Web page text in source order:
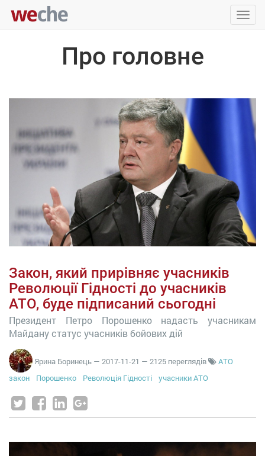
Про головне
Закон, який прирівняє учасників
Революції Гідності до учасників
АТО, буде підписаний сьогодні
Президент Петро Порошенко надасть учасникам
Майдану статус учасників бойових дій
Ярина Боринець — 2017-11-21 — 2125 переглядів
АТО
закон
Порошенко Революція Гідності учасники АТО